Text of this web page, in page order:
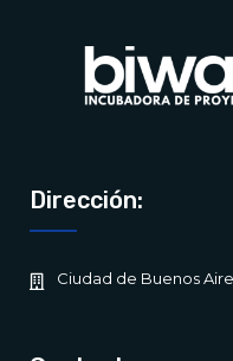
Dirección:
Ciudad de Buenos